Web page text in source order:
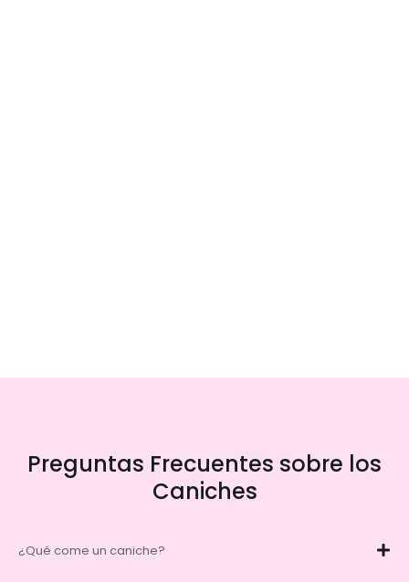
Preguntas Frecuentes sobre los
Caniches
¿Qué come un caniche?